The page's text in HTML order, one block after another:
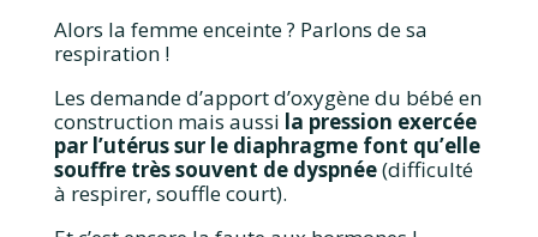
Alors la femme enceinte ? Parlons de sa
respiration !
Les demande d’apport d’oxygène du bébé en
construction mais aussi la pression exercée
par l’utérus sur le diaphragme font qu’elle
souffre très souvent de dyspnée(difficulté
à respirer, souffle court).